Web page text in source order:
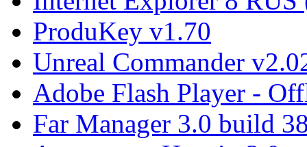
ProduKey v1.70
Unreal Commander
Adobe Flash Player -
Far Manager 3.0 build